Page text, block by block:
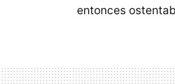
entonces